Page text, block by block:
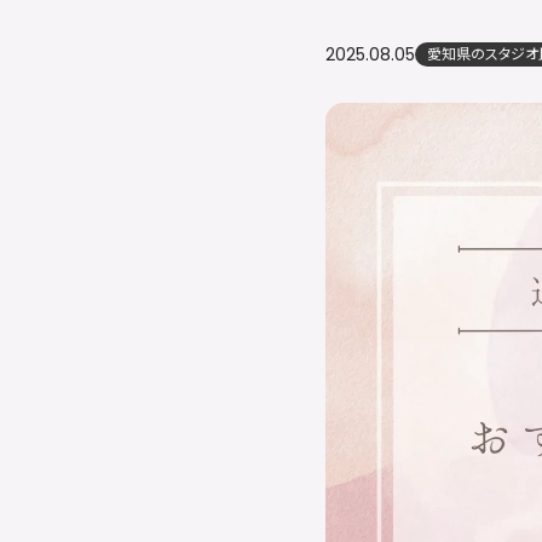
2025.08.05 愛知県のスタジ